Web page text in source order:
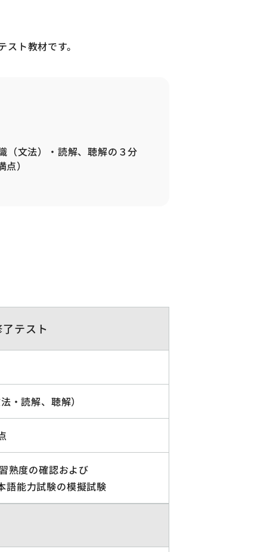
ト教材です。
（文法）・読解、聴解の３分
）
テスト
・読解、聴解）
熟度の確認および
語能力試験の模擬試験